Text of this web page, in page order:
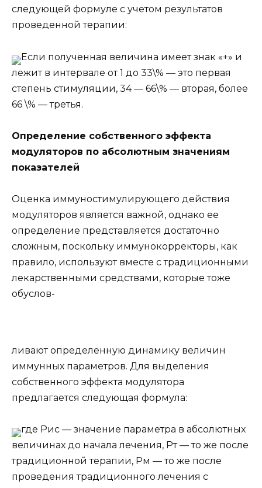
следующей формуле с учетом результатов
проведенной терапии:
Если полученная величина имеет знак «+» и
лежит в интервале от 1 до 33\% — это первая
степень стимуляции, 34 — 66\% — вторая, более
66 \% — третья.
Определение собственного эффекта
модуляторов по абсолютным значениям
показателей
Оценка иммуностимулирующего действия
модуляторов является важной, однако ее
определение представляется достаточно
сложным, поскольку иммунокорректоры, как
правило, используют вместе с традиционными
лекарственными средствами, которые тоже
обуслов-
ливают определенную динамику величин
иммунных параметров. Для выделения
собственного эффекта модулятора
предлагается следующая формула:
где Рис — значение параметра в абсолютных
величинах до начала лечения, Рт — то же после
традиционной терапии, Рм — то же после
проведения традиционного лечения с